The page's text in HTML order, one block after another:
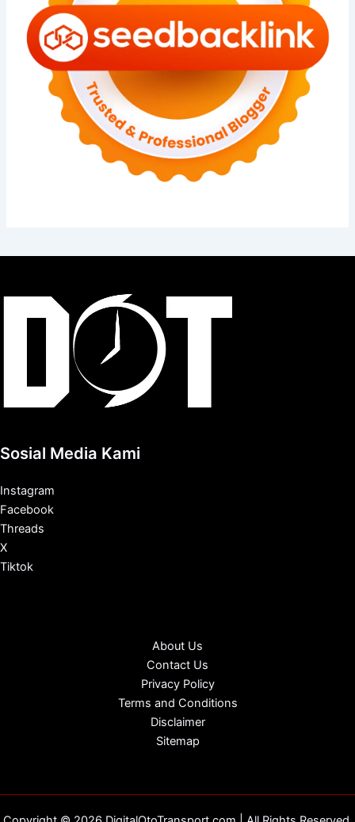
Sosial Media Kami
Instagram
Facebook
Threads
X
Tiktok
About Us
Contact Us
Privacy Policy
Terms and Conditions
Disclaimer
Sitemap